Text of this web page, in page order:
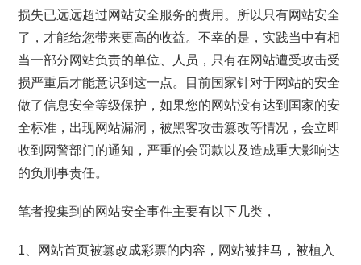
损失已远远超过网站安全服务的费用。所以只有网站安全
了，才能给您带来更高的收益。不幸的是，实践当中有相
当一部分网站负责的单位、人员，只有在网站遭受攻击受
损严重后才能意识到这一点。目前国家针对于网站的安全
做了信息安全等级保护，如果您的网站没有达到国家的安
全标准，出现网站漏洞，被黑客攻击篡改等情况，会立即
收到网警部门的通知，严重的会罚款以及造成重大影响达
的负刑事责任。
笔者搜集到的网站安全事件主要有以下几类，
1、网站首页被篡改成彩票的内容，网站被挂马，被植入